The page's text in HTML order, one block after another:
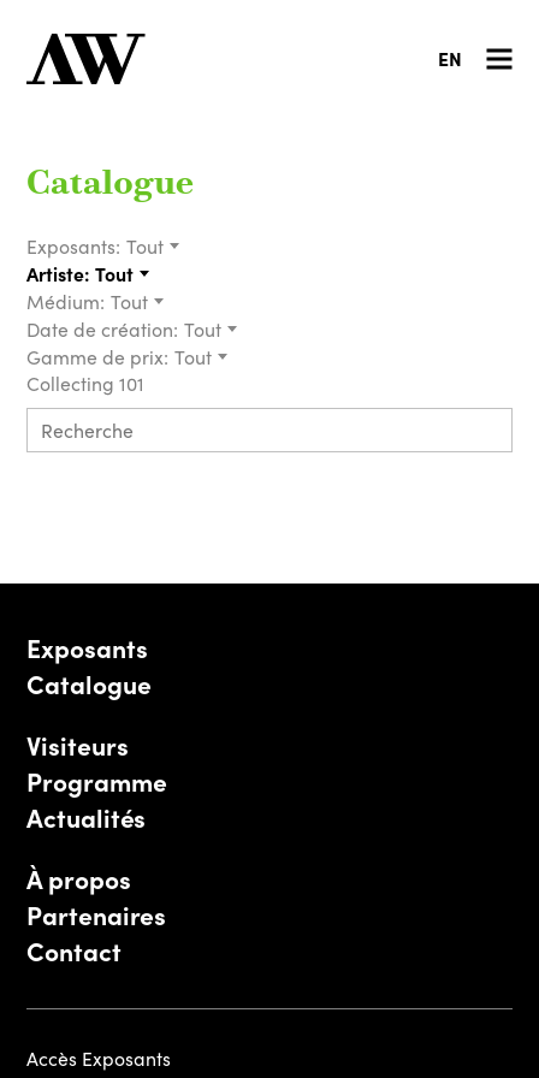
EN
Catalogue
Exposants: Tout
Artiste: Tout
Médium: Tout
Date de création: Tout
Gamme de prix: Tout
Collecting 101
Exposants
Catalogue
Visiteurs
Programme
Actualités
À propos
Partenaires
Contact
Accès Exposants